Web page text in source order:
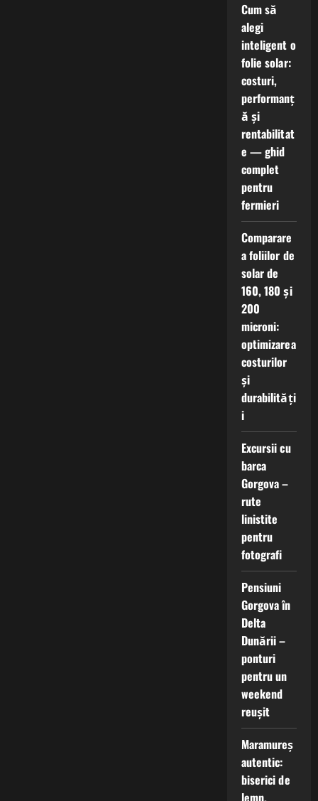
Cum să
alegi
inteligent o
folie solar:
costuri,
performanț
ă și
rentabilitat
e — ghid
complet
pentru
fermieri
Comparare
a foliilor de
solar de
160, 180 și
200
microni:
optimizarea
costurilor
și
durabilități
i
Excursii cu
barca
Gorgova –
rute
linistite
pentru
fotografi
Pensiuni
Gorgova în
Delta
Dunării –
ponturi
pentru un
weekend
reușit
Maramureș
autentic:
biserici de
lemn,